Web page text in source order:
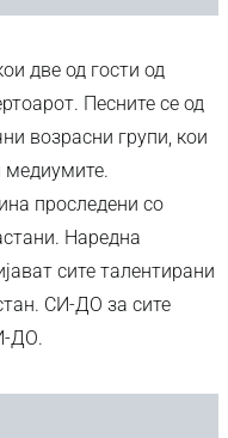
две од гости од
Песните се од
возрасни групи, кои
медиумите.
проследени со
Наредна
сите талентирани
СИ-ДО за сите
ДО.